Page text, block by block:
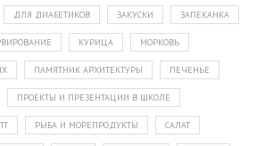
ДЛЯ ДИАБЕТИКОВ ЗАКУСКИ ЗАПЕКАНКА
КУРИЦА МОРКОВЬ
ПАМЯТНИК АРХИТЕКТУРЫ ПЕЧЕНЬЕ
ПРОЕКТЫ И ПРЕЗЕНТАЦИИ В ШКОЛЕ
РЫБА И МОРЕПРОДУКТЫ САЛАТ